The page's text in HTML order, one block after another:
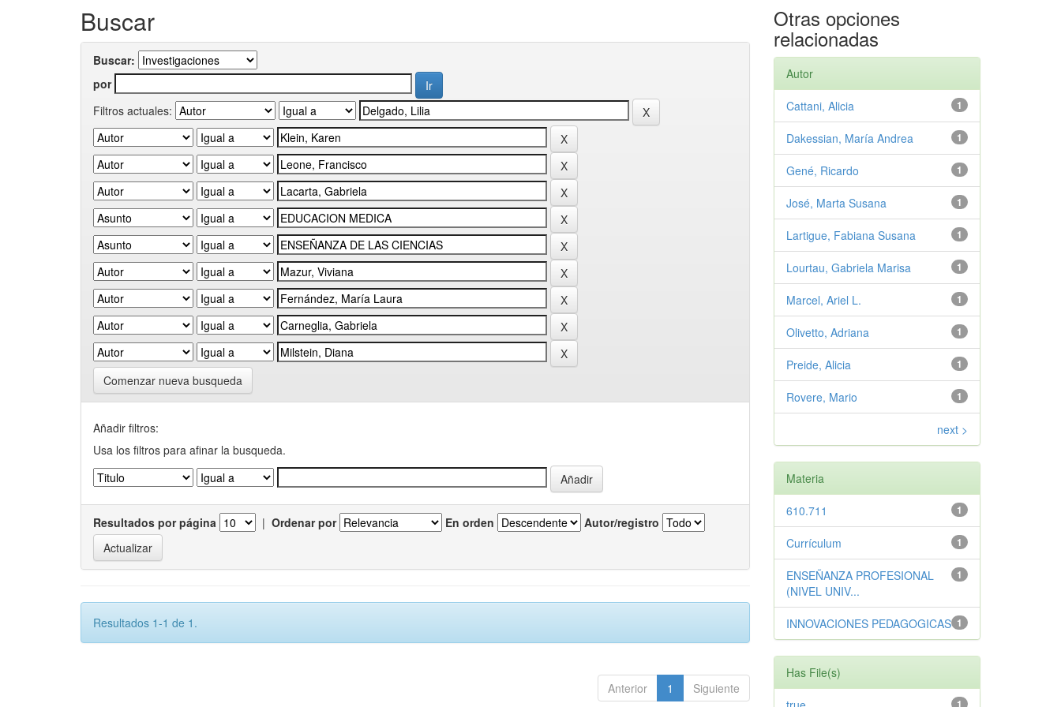
Buscar
Buscar:
por
Filtros actuales:
Comenzar nueva busqueda
Añadir filtros:
Usa los filtros para afinar la busqueda.
Resultados por página | Ordenar por En orden Autor/registro
Resultados 1-1 de 1.
Anterior 1 Siguiente
Otras opciones
relacionadas
Autor
1
Cattani, Alicia
1
Dakessian, María Andrea
1
Gené, Ricardo
1
José, Marta Susana
1
Lartigue, Fabiana Susana
1
Lourtau, Gabriela Marisa
1
Marcel, Ariel L.
1
Olivetto, Adriana
1
Preide, Alicia
1
Rovere, Mario
next >
Materia
1
610.711
1
Currículum
1
ENSEÑANZA PROFESIONAL
(NIVEL UNIV...
1
INNOVACIONES PEDAGOGICAS
Has File(s)
1